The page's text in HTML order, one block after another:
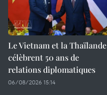
Le Vietnam et la Thaïlande
célèbrent 50 ans de
relations diplomatiques
06/08/2026 15:14